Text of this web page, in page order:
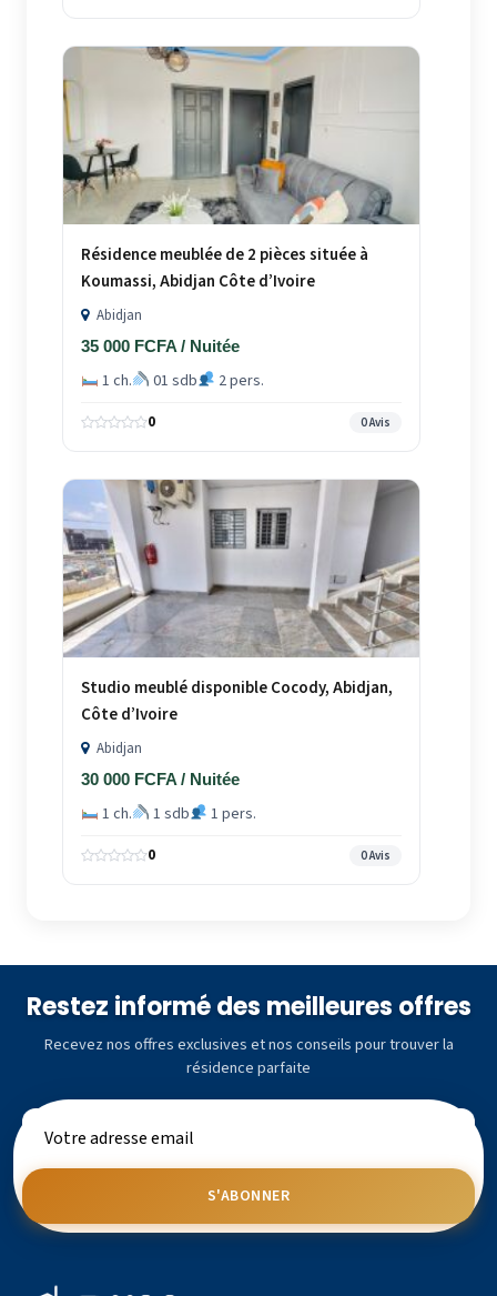
Résidence meublée de 2 pièces située à
Koumassi, Abidjan Côte d’Ivoire
Abidjan
35 000 FCFA / Nuitée
1 ch. 01 sdb 2 pers.
0 0 Avis
Studio meublé disponible Cocody, Abidjan,
Côte d’Ivoire
Abidjan
30 000 FCFA / Nuitée
1 ch. 1 sdb 1 pers.
0 0 Avis
Restez informé des meilleures offres
Recevez nos offres exclusives et nos conseils pour trouver la
résidence parfaite
S'ABONNER